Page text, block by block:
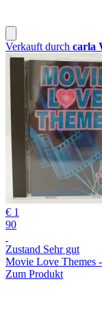
Verkauft durch carla
€ 1
90
Zustand Sehr gut
Movie Love Themes
Zum Produkt